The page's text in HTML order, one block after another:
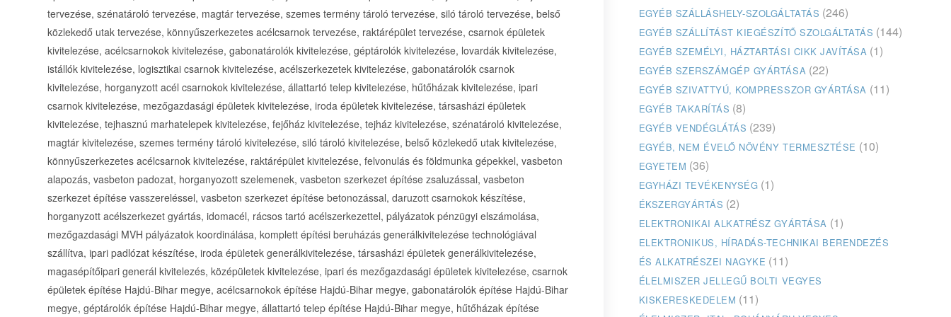
EGYÉB SZÁLLÁSHELY-SZOLGÁLTATÁS (246)
EGYÉB SZÁLLÍTÁST KIEGÉSZÍTŐ SZOLGÁLTATÁS (144)
EGYÉB SZEMÉLYI, HÁZTARTÁSI CIKK JAVÍTÁSA (1)
EGYÉB SZERSZÁMGÉP GYÁRTÁSA (22)
EGYÉB SZIVATTYÚ, KOMPRESSZOR GYÁRTÁSA (11)
EGYÉB TAKARÍTÁS (8)
EGYÉB VENDÉGLÁTÁS (239)
EGYÉB, NEM ÉVELŐ NÖVÉNY TERMESZTÉSE (10)
EGYETEM (36)
EGYHÁZI TEVÉKENYSÉG (1)
ÉKSZERGYÁRTÁS (2)
ELEKTRONIKAI ALKATRÉSZ GYÁRTÁSA (1)
ELEKTRONIKUS, HÍRADÁS-TECHNIKAI BERENDEZÉS
ÉS ALKATRÉSZEI NAGYKE (11)
ÉLELMISZER JELLEGŰ BOLTI VEGYES
KISKERESKEDELEM (11)